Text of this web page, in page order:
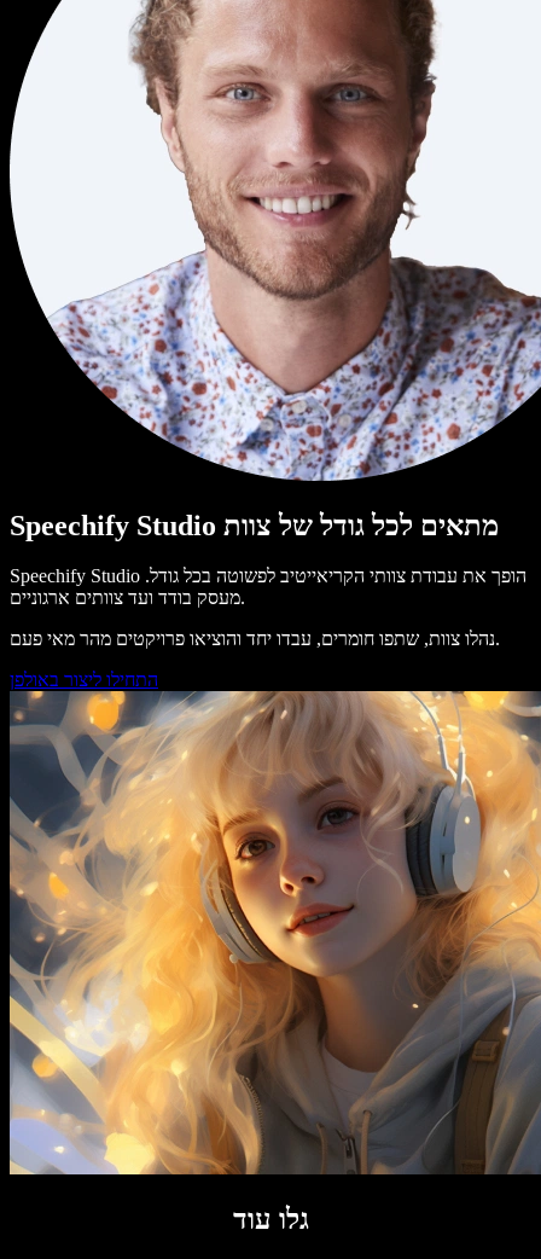
Speechify Studio מתאים לכל גודל של צוות
Speechify Studio הופך את עבודת צוותי הקריאייטיב לפשוטה בכל גודל.
מעסק בודד ועד צוותים ארגוניים.
נהלו צוות, שתפו חומרים, עבדו יחד והוציאו פרויקטים מהר מאי פעם.
התחילו ליצור באולפן
גלו עוד